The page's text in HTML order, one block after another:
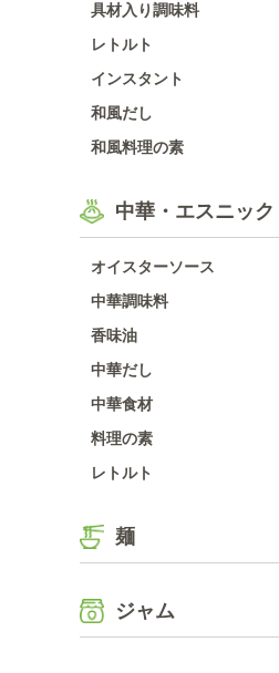
具材入り調味料
レトルト
インスタント
和風だし
和風料理の素
中華・エスニック
オイスターソース
中華調味料
香味油
中華だし
中華食材
料理の素
レトルト
麺
ジャム